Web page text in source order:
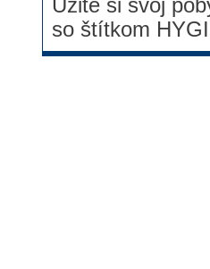
Užite si svoj
so štítkom